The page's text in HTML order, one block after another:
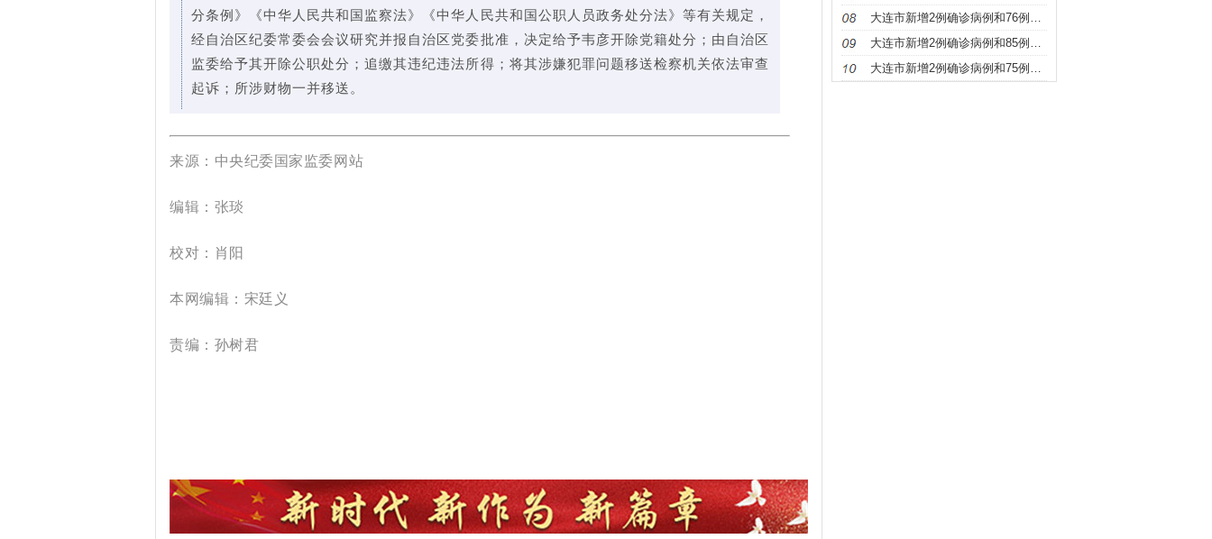
分条例》《中华人民共和国监察法》《中华人民共和国公职人员政务处分法》等有关规定，
经自治区纪委常委会会议研究并报自治区党委批准，决定给予韦彦开除党籍处分；由自治区
监委给予其开除公职处分；追缴其违纪违法所得；将其涉嫌犯罪问题移送检察机关依法审查
起诉；所涉财物一并移送。
来源：中央纪委国家监委网站
编辑：张琰
校对：肖阳
本网编辑：宋廷义
责编：孙树君
大连市新增2例确诊病例和76例无症状感染者
大连市新增2例确诊病例和85例无症状感染者
大连市新增2例确诊病例和75例无症状感染者